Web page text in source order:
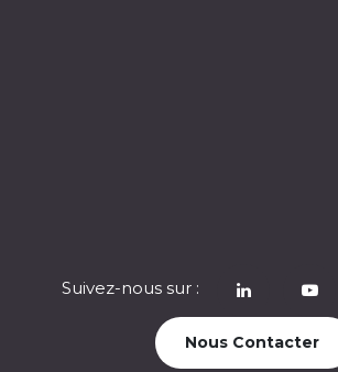
Suivez-nous sur :
Nous Contacter